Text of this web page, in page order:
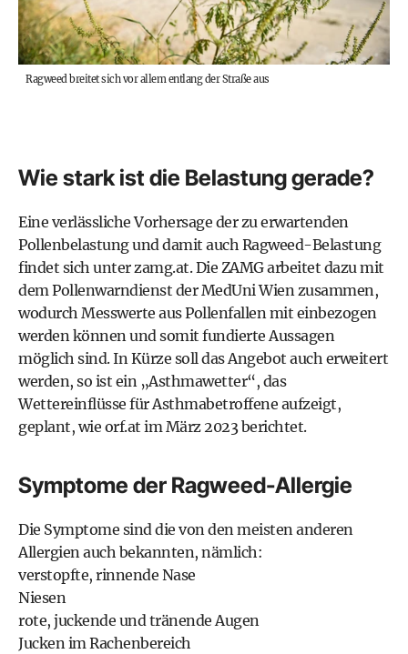
Ragweed breitet sich vor allem entlang der Straße aus
Wie stark ist die Belastung gerade?
Eine verlässliche Vorhersage der zu erwartenden
Pollenbelastung und damit auch Ragweed-Belastung
findet sich unter zamg.at. Die ZAMG arbeitet dazu mit
dem Pollenwarndienst der MedUni Wien zusammen,
wodurch Messwerte aus Pollenfallen mit einbezogen
werden können und somit fundierte Aussagen
möglich sind. In Kürze soll das Angebot auch erweitert
werden, so ist ein „Asthmawetter“, das
Wettereinflüsse für Asthmabetroffene aufzeigt,
geplant, wie orf.at im März 2023 berichtet.
Symptome der Ragweed-Allergie
Die Symptome sind die von den meisten anderen
Allergien auch bekannten, nämlich:
verstopfte, rinnende Nase
Niesen
rote, juckende und tränende Augen
Jucken im Rachenbereich